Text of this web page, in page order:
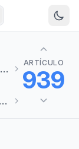
ARTÍCULO
939